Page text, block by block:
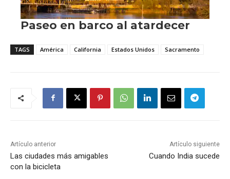
TAGS América California Estados Unidos Sacramento
Artículo anterior
Las ciudades más amigables
con la bicicleta
Artículo siguiente
Cuando India sucede